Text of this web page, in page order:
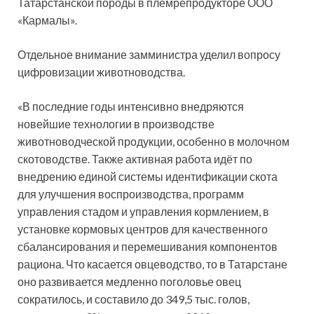
«Кармалы».
Отдельное внимание замминистра уделил вопросу
цифровизации животноводства.
«В последние годы интенсивно внедряются
новейшие технологии в производстве
животноводческой продукции, особенно в молочном
скотоводстве. Также активная работа идёт по
внедрению единой системы идентификации скота
для улучшения воспроизводства, программ
управления стадом и управления кормлением, в
установке кормовых центров для качественного
сбалансирования и перемешивания компонентов
рациона. Что касается овцеводство, то в Татарстане
оно развивается медленно поголовье овец
сократилось, и составило до 349,5 тыс. голов,